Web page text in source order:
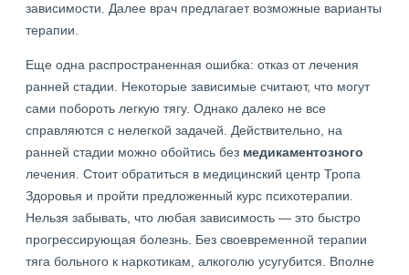
зависимости. Далее врач предлагает возможные варианты
терапии.
Еще одна распространенная ошибка: отказ от лечения
ранней стадии. Некоторые зависимые считают, что могут
сами побороть легкую тягу. Однако далеко не все
справляются с нелегкой задачей. Действительно, на
ранней стадии можно обойтись без медикаментозного
лечения. Стоит обратиться в медицинский центр Тропа
Здоровья и пройти предложенный курс психотерапии.
Нельзя забывать, что любая зависимость — это быстро
прогрессирующая болезнь. Без своевременной терапии
тяга больного к наркотикам, алкоголю усугубится. Вполне